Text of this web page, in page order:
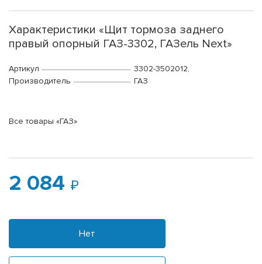
Характеристики «Щит тормоза заднего
правый опорный ГАЗ-3302, ГАЗель Next»
Артикул
3302-3502012,
Производитель
ГАЗ
Все товары «ГАЗ»
2 084
Нет